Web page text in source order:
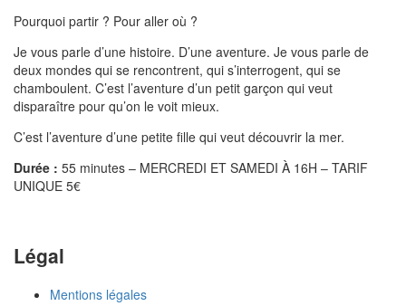
Pourquoi partir ? Pour aller où ?
Je vous parle d’une histoire. D’une aventure. Je vous parle de
deux mondes qui se rencontrent, qui s’interrogent, qui se
chamboulent. C’est l’aventure d’un petit garçon qui veut
disparaître pour qu’on le voit mieux.
C’est l’aventure d’une petite fille qui veut découvrir la mer.
Durée : 55 minutes – MERCREDI ET SAMEDI À 16H – TARIF
UNIQUE 5€
Légal
Mentions légales